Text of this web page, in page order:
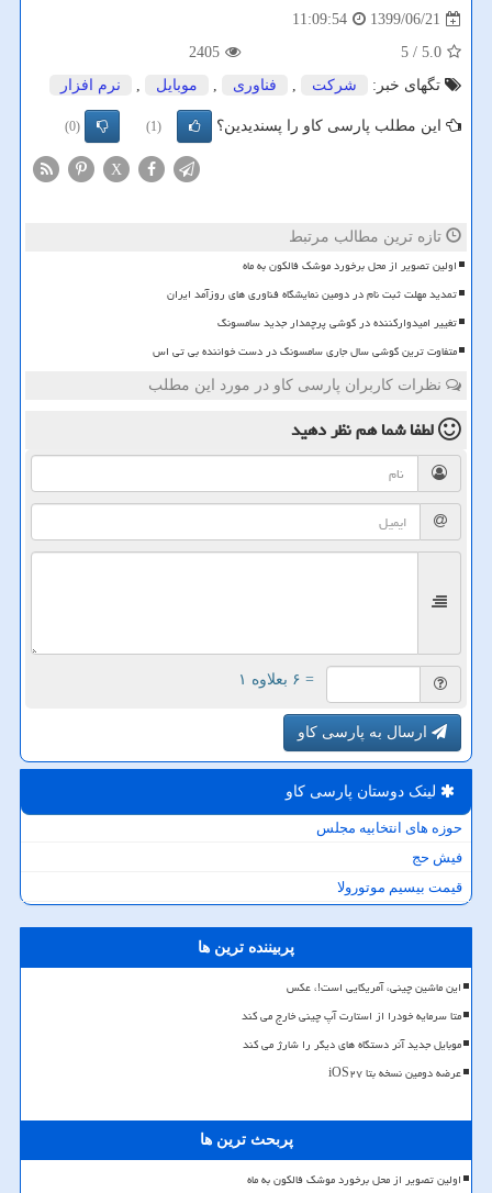
1399/06/21
11:09:54
5.0
/ 5
2405
تگهای خبر:
شركت , فناوری , موبایل , نرم افزار
این مطلب پارسی کاو را پسندیدین؟ (1)
(0)
X
تازه ترین مطالب مرتبط
اولین تصویر از محل برخورد موشک فالکون به ماه
تمدید مهلت ثبت نام در دومین نمایشگاه فناوری های روزآمد ایران
تغییر امیدوارکننده در گوشی پرچمدار جدید سامسونگ
متفاوت ترین گوشی سال جاری سامسونگ در دست خواننده بی تی اس
نظرات کاربران پارسی کاو در مورد این مطلب
لطفا شما همنظر دهید
= ۶ بعلاوه ۱
ارسال به پارسی کاو
لینک دوستان پارسی كاو
حوزه های انتخابیه مجلس
فیش حج
قیمت بیسیم موتورولا
پربیننده ترین ها
این ماشین چینی، آمریکایی است!، عکس
متا سرمایه خودرا از استارت آپ چینی خارج می کند
موبایل جدید آنر دستگاه های دیگر را شارژ می کند
عرضه دومین نسخه بتا iOS۲۷
پربحث ترین ها
اولین تصویر از محل برخورد موشک فالکون به ماه